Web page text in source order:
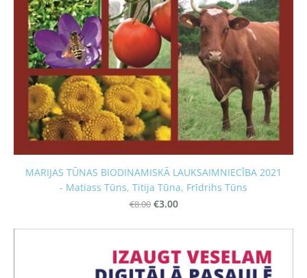
MARIJAS TŪNAS BIODINAMISKĀ LAUKSAIMNIECĪBA 2021
- Matiass Tūns, Titija Tūna, Frīdrihs Tūns
€8.00 €3.00